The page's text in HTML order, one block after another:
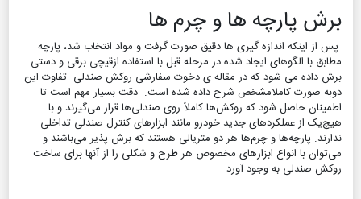
برش پارچه ها و چرم ها
پس از اینکه اندازه گیری ها دقیق صورت گرفت و مواد انتخاب شد، پارچه
مطابق با الگوهای ایجاد شده در مرحله قبل با استفاده ازقیچی برقی و دستی
برش داده می شود که در مقاله ی دخوت سفارشی روکش صندلی تفاوت این
دوبه صورت کاملامشخص شرح داده شده است. دقت بسیار مهم است تا
اطمینان حاصل شود که روکش‌ها کاملاً روی صندلی‌ها قرار می‌گیرند و با
هیچ‌یک از عملکردهای جدید خودرو مانند ابزارهای کنترل‌ صندلی تداخلی
ندارند. پارچه‌ها و چرم‌ها هر دو متریالی هستند که برش پذیر می‌باشند و
می‌توان با انواع ابزارهای مخصوص هر طرح و شکلی را از آنها برای ساخت
روکش صندلی به وجود آورد.